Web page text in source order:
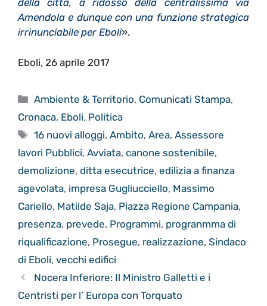
della città, a ridosso della centralissima via
Amendola e dunque con una funzione strategica
irrinunciabile per Eboli».
Eboli, 26 aprile 2017
Categorie
Ambiente & Territorio, Comunicati Stampa,
Cronaca, Eboli, Politica
Tag
16 nuovi alloggi,Ambito,Area,Assessore
lavori Pubblici, Avviata, canone sostenibile,
demolizione, ditta esecutrice, edilizia a finanza
agevolata, impresa Gugliucciello, Massimo
Cariello, Matilde Saja, Piazza Regione Campania,
presenza, prevede, Programmi, progranmma di
riqualificazione, Prosegue, realizzazione, Sindaco
di Eboli, vecchi edifici
Nocera Inferiore: Il Ministro Galletti e i
Centristi per l’ Europa con Torquato